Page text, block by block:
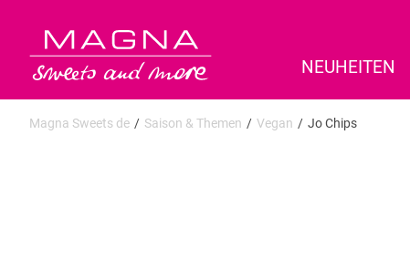
NEUHEITEN
Magna Sweets de Saison & Themen Vegan Jo Chips